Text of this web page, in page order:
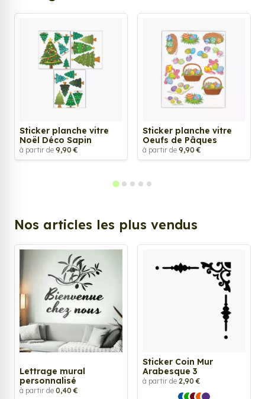
Sticker planche vitre
Noël Déco Sapin
à partir de 9,90 €
Sticker planche vitre
Oeufs de Pâques
à partir de 9,90 €
Nos articles les plus vendus
Lettrage mural
personnalisé
à partir de 0,40 €
Sticker Coin Mur
Arabesque 3
à partir de 2,90 €